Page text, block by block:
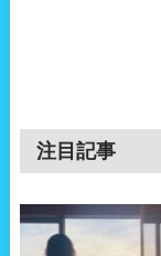
注目記事